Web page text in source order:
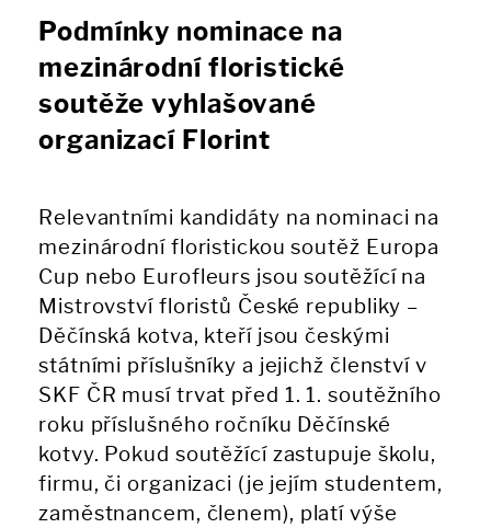
Podmínky nominace na
mezinárodní floristické
soutěže vyhlašované
organizací Florint
Relevantními kandidáty na nominaci na
mezinárodní floristickou soutěž Europa
Cup nebo Eurofleurs jsou soutěžící na
Mistrovství floristů České republiky –
Děčínská kotva, kteří jsou českými
státními příslušníky a jejichž členství v
SKF ČR musí trvat před 1. 1. soutěžního
roku příslušného ročníku Děčínské
kotvy. Pokud soutěžící zastupuje školu,
firmu, či organizaci (je jejím studentem,
zaměstnancem, členem), platí výše